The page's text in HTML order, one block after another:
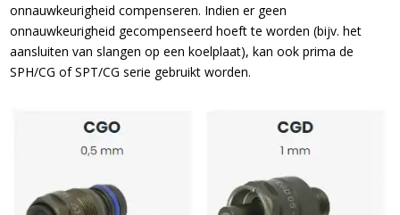
onnauwkeurigheid compenseren. Indien er geen
onnauwkeurigheid gecompenseerd hoeft te worden (bijv. het
aansluiten van slangen op een koelplaat), kan ook prima de
SPH/CG of SPT/CG serie gebruikt worden.